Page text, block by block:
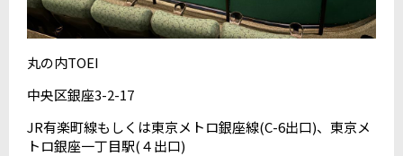
丸の内TOEI
中央区銀座3-2-17
JR有楽町線もしくは東京メトロ銀座線(C-6出口)、東京メ
トロ銀座一丁目駅(４出口)